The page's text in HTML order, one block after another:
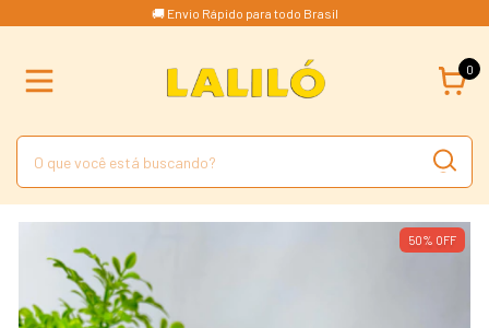
🚚 Envio Rápido para todo Brasil
0
50% OFF